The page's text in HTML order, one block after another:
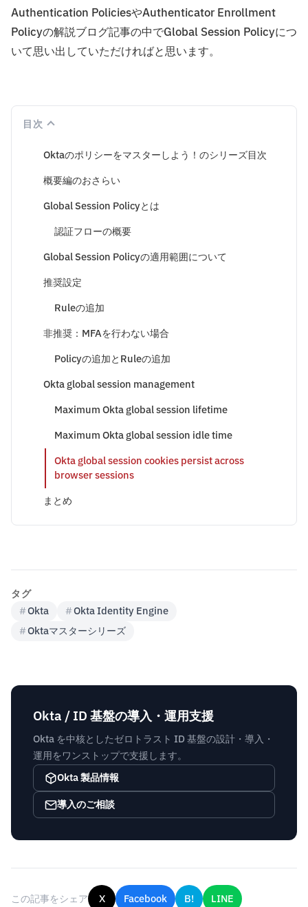
Authentication PoliciesやAuthenticator Enrollment
Policyの解説ブログ記事の中でGlobal Session Policyにつ
いて思い出していただければと思います。
目次
Oktaのポリシーをマスターしよう！のシリーズ目次
概要編のおさらい
Global Session Policyとは
認証フローの概要
Global Session Policyの適用範囲について
推奨設定
Ruleの追加
非推奨：MFAを行わない場合
Policyの追加とRuleの追加
Okta global session management
Maximum Okta global session lifetime
Maximum Okta global session idle time
Okta global session cookies persist across
browser sessions
まとめ
タグ
#Okta #Okta Identity Engine
#Oktaマスターシリーズ
Okta / ID 基盤の導入・運用支援
Okta を中核としたゼロトラスト ID 基盤の設計・導入・
運用をワンストップで支援します。
Okta 製品情報
導入のご相談
この記事をシェア X Facebook B! LINE